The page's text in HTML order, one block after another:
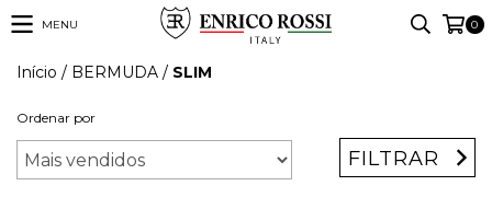
MENU 0
Início / BERMUDA / SLIM
Ordenar por
FILTRAR